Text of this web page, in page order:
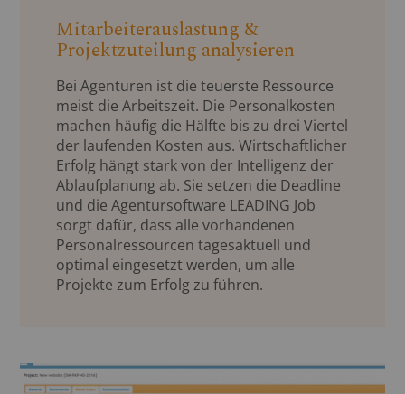
Mitarbeiterauslastung &
Projektzuteilung analysieren
Bei Agenturen ist die teuerste Ressource
meist die Arbeitszeit. Die Personalkosten
machen häufig die Hälfte bis zu drei Viertel
der laufenden Kosten aus. Wirtschaftlicher
Erfolg hängt stark von der Intelligenz der
Ablaufplanung ab. Sie setzen die Deadline
und die Agentursoftware LEADING Job
sorgt dafür, dass alle vorhandenen
Personalressourcen tagesaktuell und
optimal eingesetzt werden, um alle
Projekte zum Erfolg zu führen.